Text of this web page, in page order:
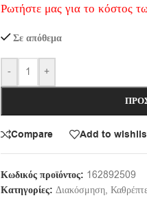
Ρωτήστε μας για το κόστος
Σε απόθεμα
- +
Compare Add to
Κωδικός προϊόντος: 162892509
Κατηγορίες: Διακόσμηση,